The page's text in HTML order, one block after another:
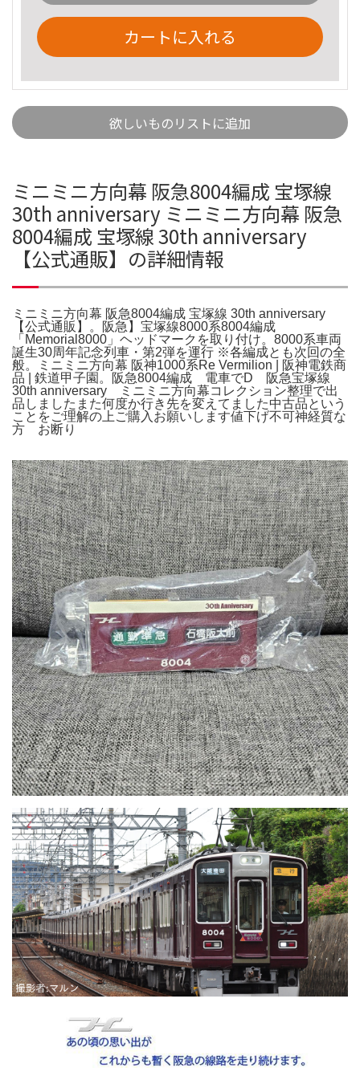
カートに入れる
欲しいものリストに追加
ミニミニ方向幕 阪急8004編成 宝塚線
30th anniversary ミニミニ方向幕 阪急
8004編成 宝塚線 30th anniversary
【公式通販】の詳細情報
ミニミニ方向幕 阪急8004編成 宝塚線 30th anniversary
【公式通販】。阪急】宝塚線8000系8004編成
「Memorial8000」ヘッドマークを取り付け。8000系車両
誕生30周年記念列車・第2弾を運行 ※各編成とも次回の全
般。ミニミニ方向幕 阪神1000系Re Vermilion | 阪神電鉄商
品 | 鉄道甲子園。阪急8004編成 電車でD 阪急宝塚線
30th anniversary ミニミニ方向幕コレクション整理で出
品しましたまた何度か行き先を変えてました中古品という
ことをご理解の上ご購入お願いします値下げ不可神経質な
方 お断り